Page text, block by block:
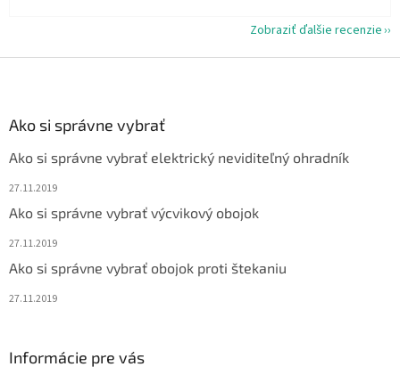
Zobraziť ďalšie recenzie
Ako si správne vybrať
Ako si správne vybrať elektrický neviditeľný ohradník
27.11.2019
Ako si správne vybrať výcvikový obojok
27.11.2019
Ako si správne vybrať obojok proti štekaniu
27.11.2019
Informácie pre vás